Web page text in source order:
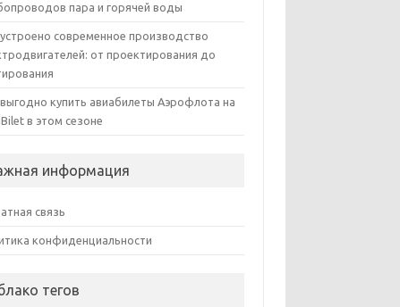
пара и горячей воды
современное производство
от проектирования до
купить авиабилеты Аэрофлота на
в этом сезоне
информация
связь
конфиденциальности
тегов